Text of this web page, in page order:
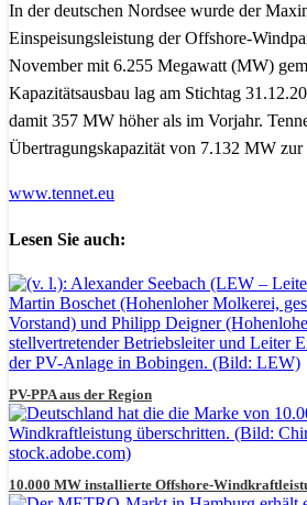
In der deutschen Nordsee wurde der
Einspeisungsleistung der Offshore-
November mit 6.255 Megawatt (MW)
Kapazitätsausbau lag am Stichtag
damit 357 MW höher als im Vorjahr.
Übertragungskapazität von 7.132 MW
www.tennet.eu
Lesen Sie auch:
PV-PPA aus der Region
10.000 MW installierte Offshore-